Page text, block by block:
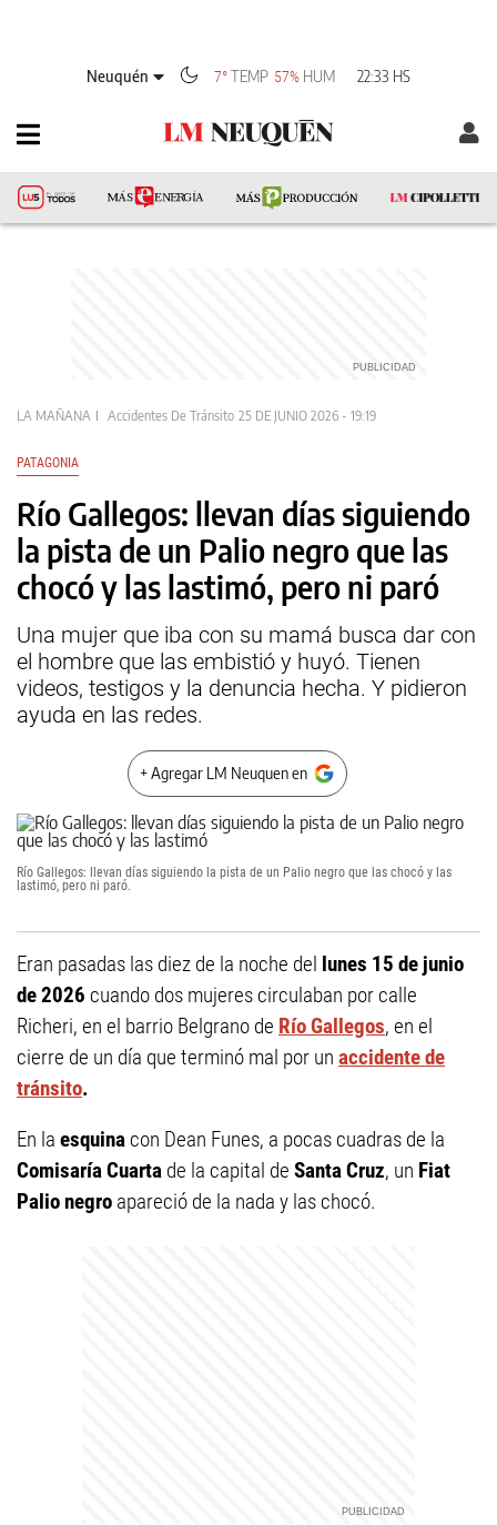
Neuquén 7°TEMP 57% HUM 22:33 HS
LA MAÑANA Accidentes De Tránsito 25 DE JUNIO 2026 - 19:19
PATAGONIA
Río Gallegos: llevan días siguiendo
la pista de un Palio negro que las
chocó y las lastimó, pero ni paró
Una mujer que iba con su mamá busca dar con
el hombre que las embistió y huyó. Tienen
videos, testigos y la denuncia hecha. Y pidieron
ayuda en las redes.
+ Agregar LM Neuquen en
Río Gallegos: llevan días siguiendo la pista de un Palio negro que las chocó y las
lastimó, pero ni paró.
Eran pasadas las diez de la noche del lunes 15 de junio
de 2026 cuando dos mujeres circulaban por calle
Richeri, en el barrio Belgrano de Río Gallegos, en el
cierre de un día que terminó mal por un accidente de
tránsito.
En la esquina con Dean Funes, a pocas cuadras de la
Comisaría Cuarta de la capital de Santa Cruz, un Fiat
Palio negro apareció de la nada y las chocó.